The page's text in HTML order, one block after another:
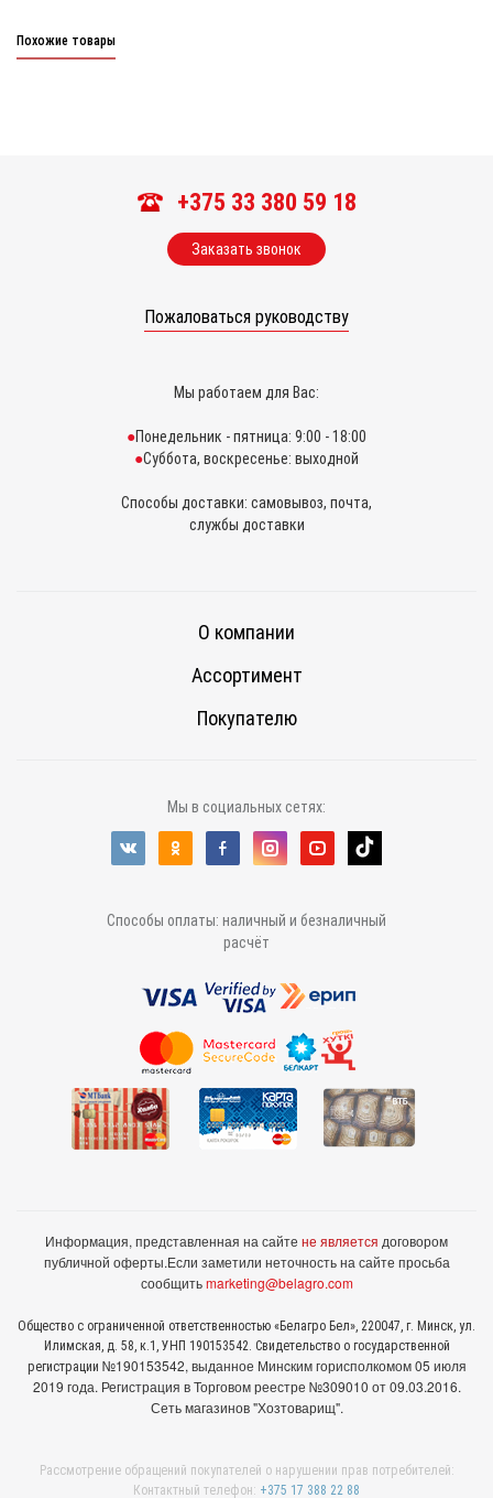
Похожие товары
+375 33 380 59 18
Заказать звонок
Пожаловаться руководству
Мы работаем для Вас:
Понедельник - пятница: 9:00 - 18:00
Суббота, воскресенье: выходной
Способы доставки: самовывоз, почта,
службы доставки
О компании
Ассортимент
Покупателю
Мы в социальных сетях:
Способы оплаты: наличный и безналичный
расчёт
Информация, представленная на сайте не является договором
публичной оферты.Если заметили неточность на сайте просьба
сообщитьmarketing@belagro.com
Общество с ограниченной ответственностью «Белагро Бел», 220047, г. Минск, ул.
Илимская, д. 58, к.1, УНП 190153542. Свидетельство о государственной
регистрации №190153542, выданное Минcким горисполкомом 05 июля
2019 года. Регистрация в Торговом реестре №309010 от 09.03.2016.
Сеть магазинов "Хозтоварищ".
Рассмотрение обращений покупателей о нарушении прав потребителей:
Контактный телефон: +375 17 388 22 88